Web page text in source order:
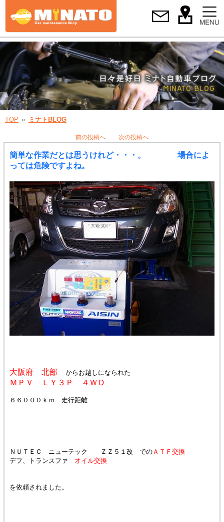
TOP ミナトBLOG
前の投稿へ 次の投稿へ
簡単な作業だとは思うけれど・・・。 場合によ
っては危険ですよね。
大阪府 北部 からお越しになられた
ＭＰＶ ＬＹ３Ｐ ４ＷＤ
６６０００ｋｍ 走行距離
ＮＵＴＥＣ ニューテック ＺＺ５１改 でのＡＴＦ交換
デフ、トランスファ オイル交換
を依頼されました。